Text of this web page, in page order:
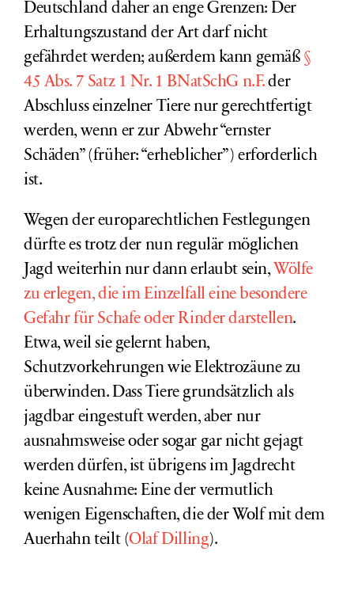
Deutschland daher an enge Grenzen: Der
Erhaltungszustand der Art darf nicht
gefährdet werden; außerdem kann gemäß §
45 Abs. 7 Satz 1 Nr. 1 BNatSchG n.F.der
Abschluss einzelner Tiere nur gerechtfertigt
werden, wenn er zur Abwehr “ernster
Schäden” (früher: “erheblicher”) erforderlich
ist.
Wegen der europarechtlichen Festlegungen
dürfte es trotz der nun regulär möglichen
Jagd weiterhin nur dann erlaubt sein, Wölfe
zu erlegen, die im Einzelfall eine besondere
Gefahr für Schafe oder Rinder darstellen.
Etwa, weil sie gelernt haben,
Schutzvorkehrungen wie Elektrozäune zu
überwinden. Dass Tiere grundsätzlich als
jagdbar eingestuft werden, aber nur
ausnahmsweise oder sogar gar nicht gejagt
werden dürfen, ist übrigens im Jagdrecht
keine Ausnahme: Eine der vermutlich
wenigen Eigenschaften, die der Wolf mit dem
Auerhahn teilt (Olaf Dilling).